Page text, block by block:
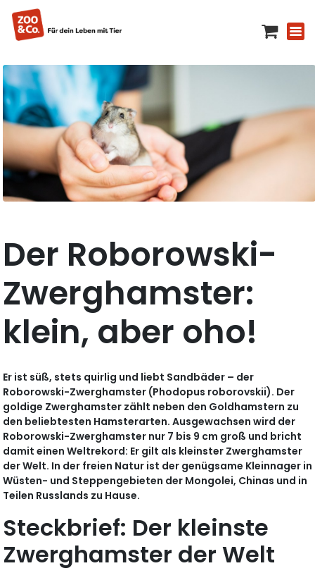
Der Roborowski-
Zwerghamster:
klein, aber oho!
Er ist süß, stets quirlig und liebt Sandbäder – der
Roborowski-Zwerghamster (Phodopus roborovskii). Der
goldige Zwerghamster zählt neben den Goldhamstern zu
den beliebtesten Hamsterarten. Ausgewachsen wird der
Roborowski-Zwerghamster nur 7 bis 9 cm groß und bricht
damit einen Weltrekord: Er gilt als kleinster Zwerghamster
der Welt. In der freien Natur ist der genügsame Kleinnager in
Wüsten- und Steppengebieten der Mongolei, Chinas und in
Teilen Russlands zu Hause.
Steckbrief: Der kleinste
Zwerghamster der Welt